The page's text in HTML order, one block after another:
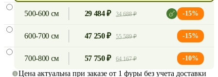
500-600 см 29 484 ₽ 34 688 ₽ -15%
600-700 см 47 250 ₽ 55 589 ₽ -15%
700-800 см 57 750 ₽ 64 167 ₽ -10%
Цена актуальна при заказе от 1 фуры без учета доставки